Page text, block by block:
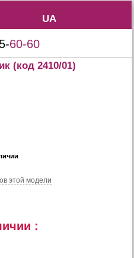
UA
UA
60-60
(код 2410/01)
этой модели
: